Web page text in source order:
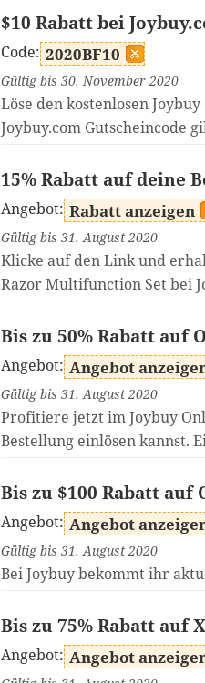
$10 Rabatt bei
Code: 2020BF10
Gültig bis 30. November 2020
Löse den kostenlosen
Joybuy.com Gutscheincode
15% Rabatt auf deine
Angebot: Rabatt anzeigen
Gültig bis 31. August 2020
Klicke auf den Link und
Razor Multifunction Set bei
Bis zu 50% Rabatt auf
Angebot: Angebot
Gültig bis 31. August 2020
Profitiere jetzt im Joybuy
Bestellung einlösen kannst.
Bis zu $100 Rabatt auf
Angebot: Angebot
Gültig bis 31. August 2020
Bei Joybuy bekommt ihr
Bis zu 75% Rabatt auf
Angebot: Angebot